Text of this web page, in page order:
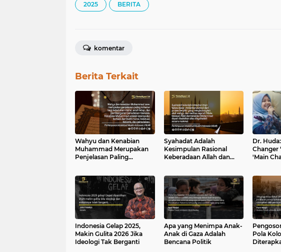
2025 BERITA
komentar
Berita Terkait
Wahyu dan Kenabian
Muhammad Merupakan
Penjelasan Paling
Manusia
Syahadat Adalah
Kesimpulan Rasional
Keberadaan Allah dan
Dr.
Changer
'Main
Indonesia Gelap 2025,
Makin Gulita 2026 Jika
Ideologi Tak Berganti
Apa yang Menimpa Anak-
Anak di Gaza Adalah
Bencana Politik
Pola